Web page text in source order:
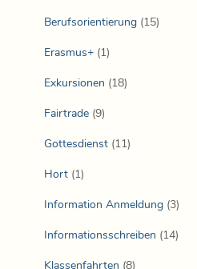
Berufsorientierung (15)
Erasmus+ (1)
Exkursionen (18)
Fairtrade (9)
Gottesdienst (11)
Hort (1)
Information Anmeldung (3)
Informationsschreiben (14)
Klassenfahrten (8)